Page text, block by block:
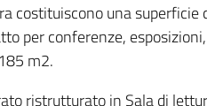
costituiscono una
per conferenze,
m2.
ristrutturato in Sala di